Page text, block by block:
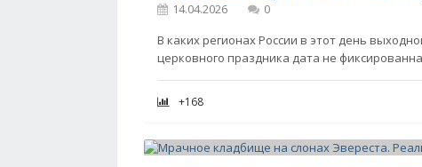
14.04.2026
0
В каких регионах России в этот день
церковного праздника дата не
+168